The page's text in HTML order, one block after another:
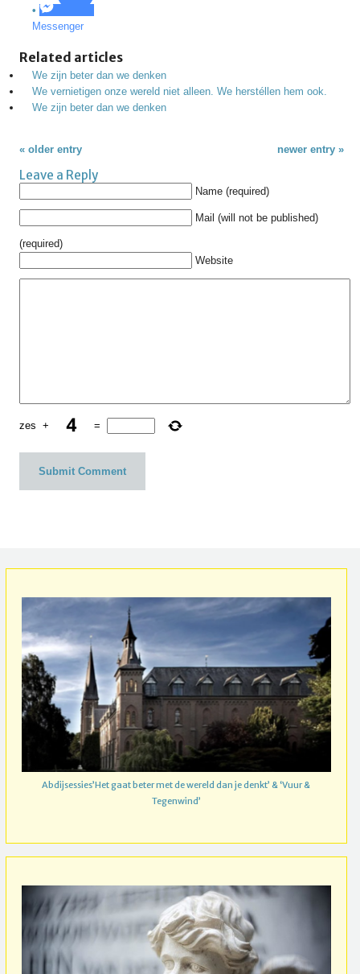
Messenger
Related articles
We zijn beter dan we denken
We vernietigen onze wereld niet alleen. We herstéllen hem ook.
We zijn beter dan we denken
« older entry newer entry »
Leave a Reply
Name (required)
Mail (will not be published)
(required)
Website
zes + =
Abdijsessies’Het gaat beter met de wereld dan je denkt’ & ‘Vuur &
Tegenwind’